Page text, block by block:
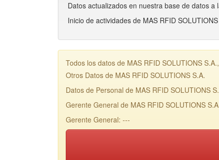
Datos actualizados en nuestra base de datos a
Inicio de actividades de MAS RFID
Todos los datos de MAS RFID SOLUTIONS
Otros Datos de MAS RFID SOLUTIONS S.A.
Datos de Personal de MAS RFID SOLUTIONS
Gerente General de MAS RFID SOLUTIONS
Gerente General: ---